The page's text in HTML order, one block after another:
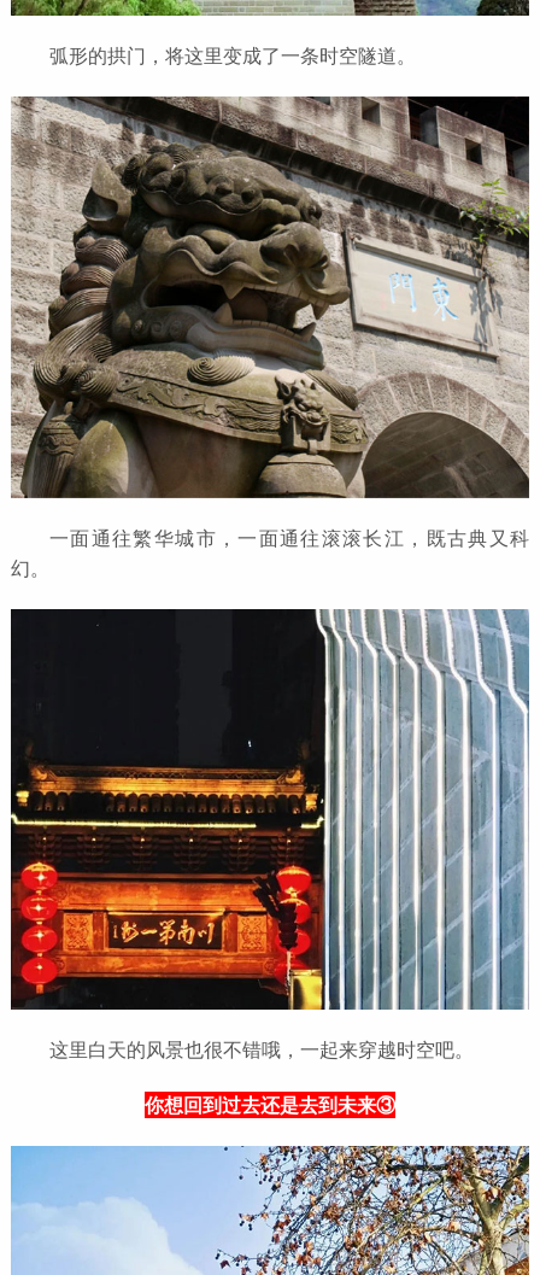
弧形的拱门，将这里变成了一条时空隧道。
一面通往繁华城市，一面通往滚滚长江，既古典又科
幻。
这里白天的风景也很不错哦，一起来穿越时空吧。
你想回到过去还是去到未来③